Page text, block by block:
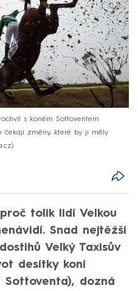
s koněm Sottoventem
čekají změny, které by ji měly
tolik lidí Velkou
Snad nejtěžší
Velký Taxisův
desítky koní
Sottoventa), dozná